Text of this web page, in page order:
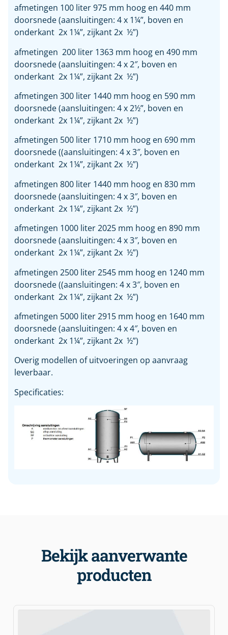
afmetingen 100 liter 975 mm hoog en 440 mm
doorsnede (aansluitingen: 4 x 1¼”, boven en
onderkant 2x 1¼”, zijkant 2x ½”)
afmetingen 200 liter 1363 mm hoog en 490 mm
doorsnede (aansluitingen: 4 x 2″, boven en
onderkant 2x 1¼”, zijkant 2x ½”)
afmetingen 300 liter 1440 mm hoog en 590 mm
doorsnede (aansluitingen: 4 x 2½”, boven en
onderkant 2x 1¼”, zijkant 2x ½”)
afmetingen 500 liter 1710 mm hoog en 690 mm
doorsnede ((aansluitingen: 4 x 3″, boven en
onderkant 2x 1¼”, zijkant 2x ½”)
afmetingen 800 liter 1440 mm hoog en 830 mm
doorsnede (aansluitingen: 4 x 3″, boven en
onderkant 2x 1¼”, zijkant 2x ½”)
afmetingen 1000 liter 2025 mm hoog en 890 mm
doorsnede (aansluitingen: 4 x 3″, boven en
onderkant 2x 1¼”, zijkant 2x ½”)
afmetingen 2500 liter 2545 mm hoog en 1240 mm
doorsnede ((aansluitingen: 4 x 3″, boven en
onderkant 2x 1¼”, zijkant 2x ½”)
afmetingen 5000 liter 2915 mm hoog en 1640 mm
doorsnede (aansluitingen: 4 x 4″, boven en
onderkant 2x 1¼”, zijkant 2x ½”)
Overig modellen of uitvoeringen op aanvraag
leverbaar.
Specificaties:
Bekijk aanverwante
producten